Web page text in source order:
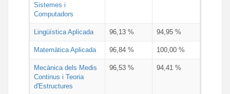
Sistemes i
Computadors
Lingüística Aplicada 96,13 % 94,95 %
Matemàtica Aplicada 96,84 % 100,00 %
Mecànica dels Medis
Continus i Teoria
d'Estructures
96,53 % 94,41 %